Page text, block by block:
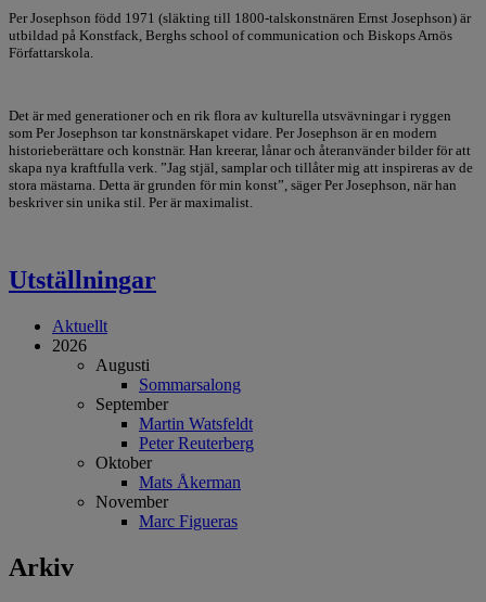
Per Josephson född 1971 (släkting till 1800-talskonstnären Ernst Josephson) är
utbildad på Konstfack, Berghs school of communication och Biskops Arnös
Författarskola.
Det är med generationer och en rik flora av kulturella utsvävningar i ryggen
som Per Josephson tar konstnärskapet vidare. Per Josephson är en modern
historieberättare och konstnär. Han kreerar, lånar och återanvänder bilder för att
skapa nya kraftfulla verk. ”Jag stjäl, samplar och tillåter mig att inspireras av de
stora mästarna. Detta är grunden för min konst”, säger Per Josephson, när han
beskriver sin unika stil. Per är maximalist.
Utställningar
Aktuellt
2026
Augusti
Sommarsalong
September
Martin Watsfeldt
Peter Reuterberg
Oktober
Mats Åkerman
November
Marc Figueras
Arkiv